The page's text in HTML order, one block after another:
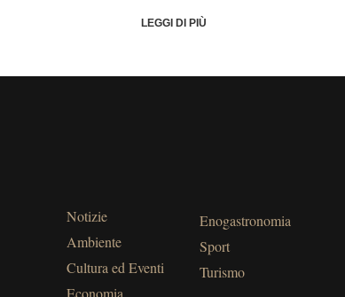
LEGGI DI PIÙ
Notizie
Ambiente
Cultura ed Eventi
Economia
Enogastronomia
Sport
Turismo